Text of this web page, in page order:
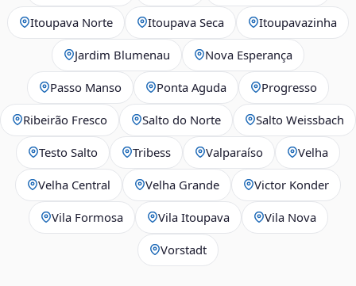
Itoupava Norte Itoupava Seca Itoupavazinha
Jardim Blumenau Nova Esperança
Passo Manso Ponta Aguda Progresso
Ribeirão Fresco Salto do Norte Salto Weissbach
Testo Salto Tribess Valparaíso Velha
Velha Central Velha Grande Victor Konder
Vila Formosa Vila Itoupava Vila Nova
Vorstadt